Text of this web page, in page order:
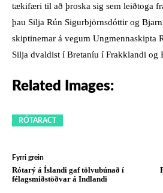
tækifæri til að þroska sig sem leiðtoga
þau Silja Rún Sigurbjörnsdóttir og
skiptinemar á vegum Ungmennaskipta
Silja dvaldist í Bretaníu í Frakklandi og
Related Images:
RÓTARACT
Fyrri grein
Rótarý á Íslandi gaf tölvubúnað í
félagsmiðstöðvar á Indlandi